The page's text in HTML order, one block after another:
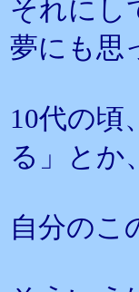
それにし
夢にも思
10代の
る」とか、
自分のこ